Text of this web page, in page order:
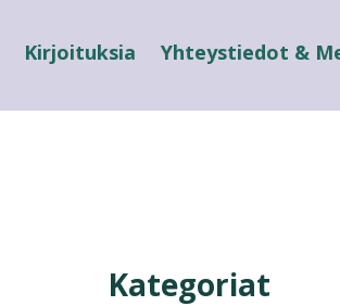
Kirjoituksia Yhteystiedot &
Kategoriat